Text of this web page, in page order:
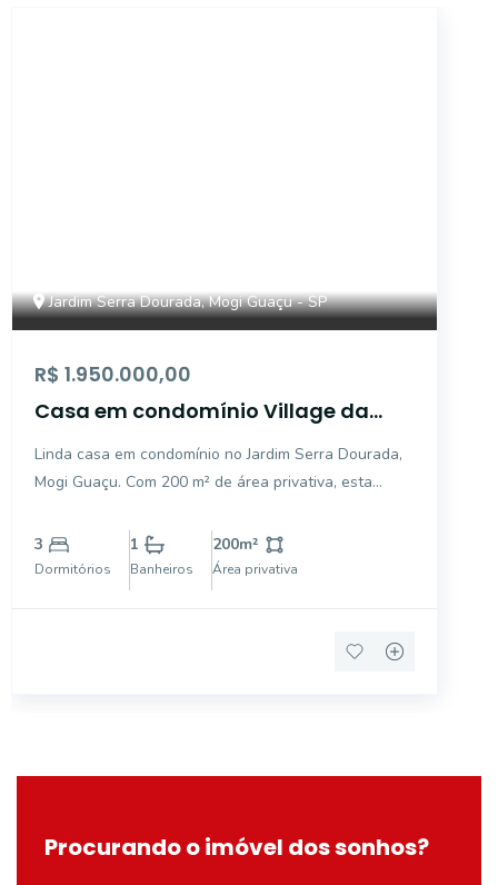
Jardim Serra Dourada, Mogi Guaçu - SP
R$ 1.950.000,00
Casa em condomínio Village da
Linda casa em condomínio no Jardim Serra Dourada,
Mogi Guaçu. Com 200 m² de área privativa, esta
de TV, ótimo espaço para receber a família.
Aproveite momentos de lazer com a piscina e
churrasqueira. O
3
Dormitórios
1
Banheiros
200m²
Área privativa
Procurando o imóvel dos sonhos?